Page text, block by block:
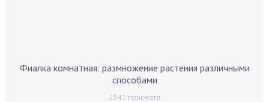
Фиалка комнатная: размножение растения различными
способами
2541 просмотр